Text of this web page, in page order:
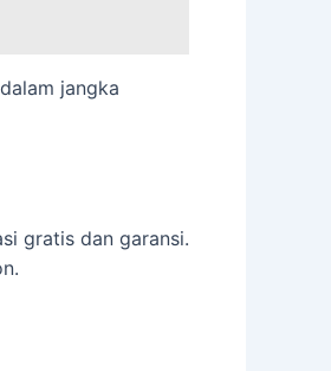
jangka
gratis dan garansi.